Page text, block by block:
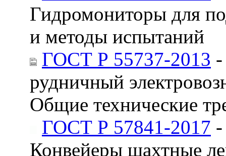
Гидромониторы для
и методы испытаний
ГОСТ Р 55737-2013
рудничный
Общие технические
ГОСТ Р 57841-2017
Конвейеры шахтные